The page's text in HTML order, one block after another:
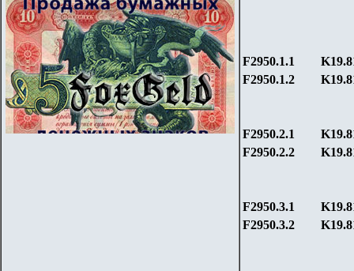
F2950.1.1 K19.8
F2950.1.2 K19.8
F2950.2.1 K19.8
F2950.2.2 K19.8
F2950.3.1 K19.8
F2950.3.2 K19.8